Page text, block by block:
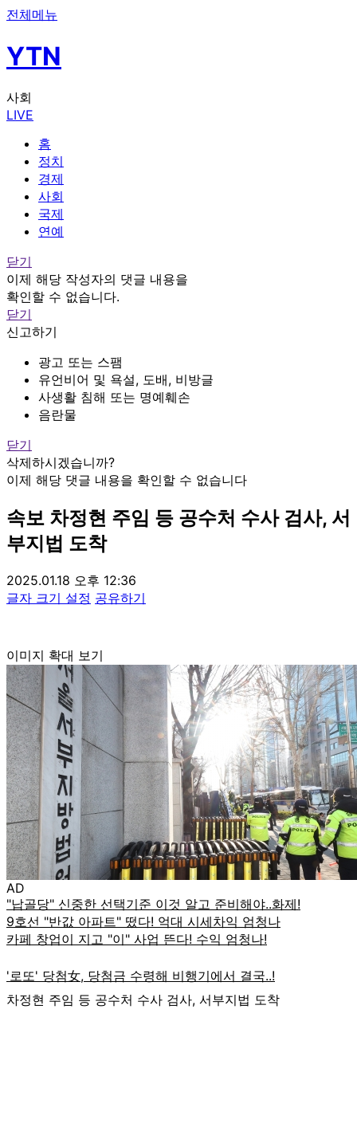
전체메뉴
YTN
사회
LIVE
홈
정치
경제
사회
국제
연예
닫기
이제 해당 작성자의 댓글 내용을
확인할 수 없습니다.
닫기
신고하기
광고 또는 스팸
유언비어 및 욕설, 도배, 비방글
사생활 침해 또는 명예훼손
음란물
닫기
삭제하시겠습니까?
이제 해당 댓글 내용을 확인할 수 없습니다
속보 차정현 주임 등 공수처 수사 검사, 서
부지법 도착
2025.01.18 오후 12:36
글자 크기 설정 공유하기
이미지 확대 보기
AD
차정현 주임 등 공수처 수사 검사, 서부지법 도착